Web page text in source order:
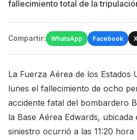
fallecimiento total de la
Compartir: WhatsApp Facebook
La Fuerza Aérea de los Estados
lunes el fallecimiento de ocho
accidente fatal del bombardero
la Base Aérea Edwards, ubicada
siniestro ocurrió a las 11:20